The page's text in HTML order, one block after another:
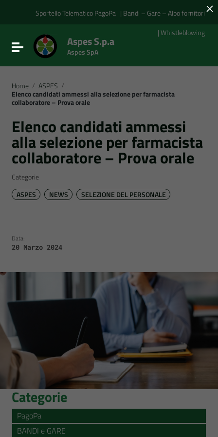
Vai al menu di navigazione
Sportello Telematico PagoPa | Bandi – Gare – Albo fornitori
| Whistleblowing
Attiva / disattiva la navigazione
Aspes S.p.a
Aspes SpA
Home / ASPES /
Elenco candidati ammessi alla selezione per farmacista
collaboratore – Prova orale
Elenco candidati ammessi
alla selezione per farmacista
collaboratore – Prova orale
Categorie
ASPES
NEWS SELEZIONE DEL PERSONALE
Data:
20 Marzo 2024
Categorie
PagoPa
BANDI e GARE
×